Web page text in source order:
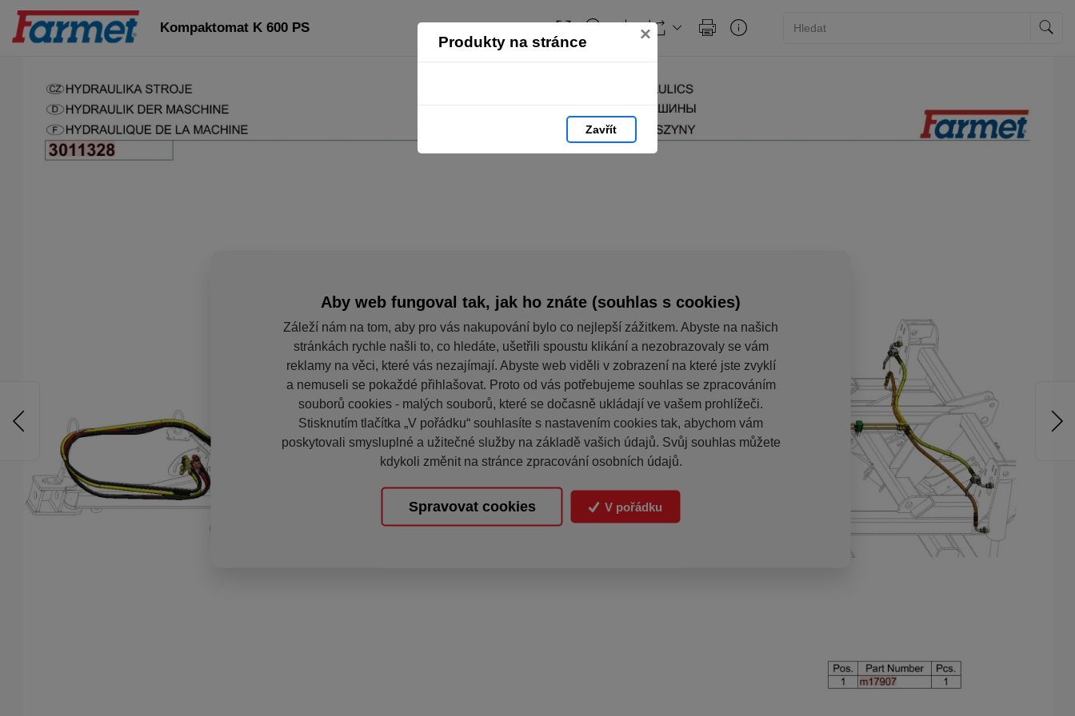
Produkty na stránce ×
Zavřít
Kompaktomat K 600 PS
Aby web fungoval tak, jak ho znáte (souhlas s cookies)
Záleží nám na tom, aby pro vás nakupování bylo co nejlepší zážitkem. Abyste na našich
stránkách rychle našli to, co hledáte, ušetřili spoustu klikání a nezobrazovaly se vám
reklamy na věci, které vás nezajímají. Abyste web viděli v zobrazení na které jste zvyklí
a nemuseli se pokaždé přihlašovat. Proto od vás potřebujeme souhlas se zpracováním
souborů cookies - malých souborů, které se dočasně ukládají ve vašem prohlížeči.
Stisknutím tlačítka „V pořádku“ souhlasíte s nastavením cookies tak, abychom vám
poskytovali smysluplné a užitečné služby na základě vašich údajů. Svůj souhlas můžete
kdykoli změnit na stránce zpracování osobních údajů.
Spravovat cookies V pořádku